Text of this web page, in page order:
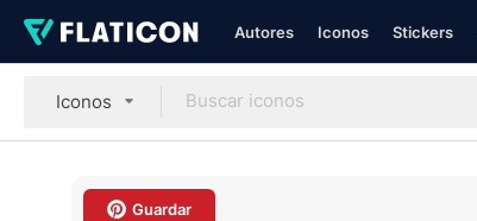
Autores Iconos Stickers
Iconos
Guardar